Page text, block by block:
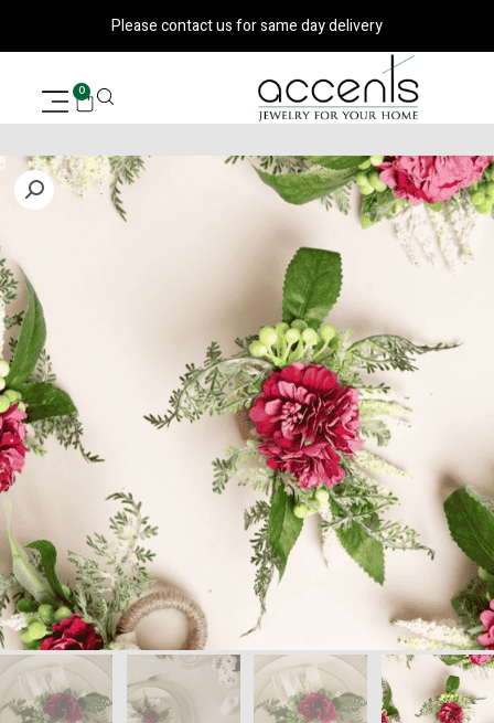
Please contact us for same day delivery
0
עגלת
קניות